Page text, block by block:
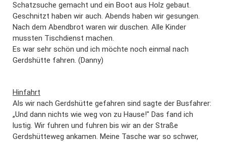
Schatzsuche gemacht und ein Boot aus Holz gebaut.
Geschnitzt haben wir auch. Abends haben wir gesungen.
Nach dem Abendbrot waren wir duschen. Alle Kinder
mussten Tischdienst machen.
Es war sehr schön und ich möchte noch einmal nach
Gerdshütte fahren. (Danny)
Hinfahrt
Als wir nach Gerdshütte gefahren sind sagte der Busfahrer:
„Und dann nichts wie weg von zu Hause!" Das fand ich
lustig. Wir fuhren und fuhren bis wir an der Straße
Gerdshütteweg ankamen. Meine Tasche war so schwer,